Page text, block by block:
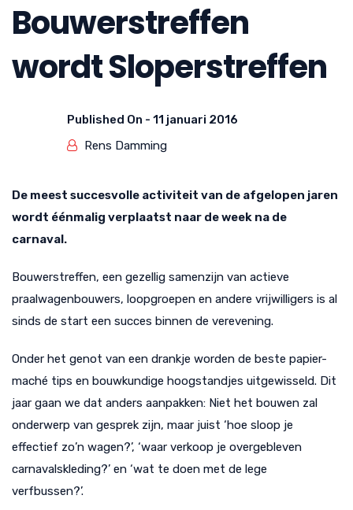
Bouwerstreffen
wordt Sloperstreffen
Published On - 11 januari 2016
Rens Damming
De meest succesvolle activiteit van de afgelopen jaren
wordt éénmalig verplaatst naar de week na de
carnaval.
Bouwerstreffen, een gezellig samenzijn van actieve
praalwagenbouwers, loopgroepen en andere vrijwilligers is al
sinds de start een succes binnen de verevening.
Onder het genot van een drankje worden de beste papier-
maché tips en bouwkundige hoogstandjes uitgewisseld. Dit
jaar gaan we dat anders aanpakken: Niet het bouwen zal
onderwerp van gesprek zijn, maar juist ‘hoe sloop je
effectief zo’n wagen?’, ‘waar verkoop je overgebleven
carnavalskleding?’ en ‘wat te doen met de lege
verfbussen?’.